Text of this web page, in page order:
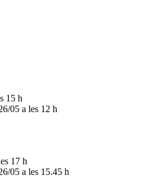
15 h
05 a les 12 h
17 h
05 a les 15.45 h